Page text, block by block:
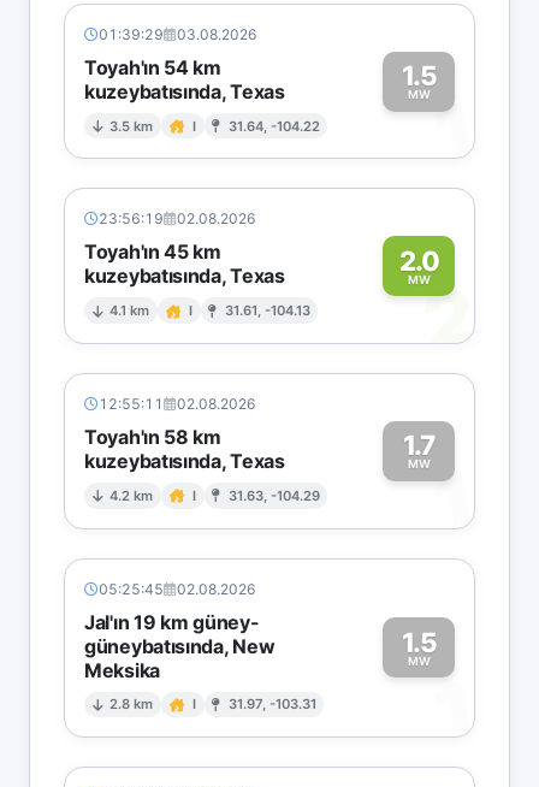
01:39:29 03.08.2026
Toyah'ın 54 km
kuzeybatısında, Texas
3.5 km I 31.64, -104.22
1.5
MW1
23:56:19 02.08.2026
Toyah'ın 45 km
kuzeybatısında, Texas
4.1 km I 31.61, -104.13
2.0
MW2
12:55:11 02.08.2026
Toyah'ın 58 km
kuzeybatısında, Texas
4.2 km I 31.63, -104.29
1.7
MW1
05:25:45 02.08.2026
Jal'ın 19 km güney-
güneybatısında, New
Meksika
2.8 km I 31.97, -103.31
1.5
MW
1